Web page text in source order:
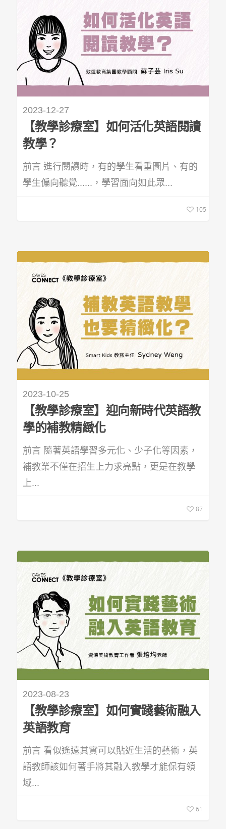
2023-12-27
【教學診療室】如何活化英語閱讀
教學？
前言 進行閱讀時，有的學生看重圖片、有的
學生偏向聽覺......，學習面向如此眾...
105
2023-10-25
【教學診療室】迎向新時代英語教
學的補教精緻化
前言 隨著英語學習多元化、少子化等因素，
補教業不僅在招生上力求亮點，更是在教學
上...
87
2023-08-23
【教學診療室】如何實踐藝術融入
英語教育
前言 看似遙遠其實可以貼近生活的藝術，英
語教師該如何著手將其融入教學才能保有領
域...
61